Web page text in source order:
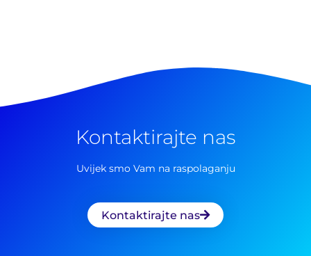
Kontaktirajte nas
Uvijek smo Vam na raspolaganju
Kontaktirajte nas